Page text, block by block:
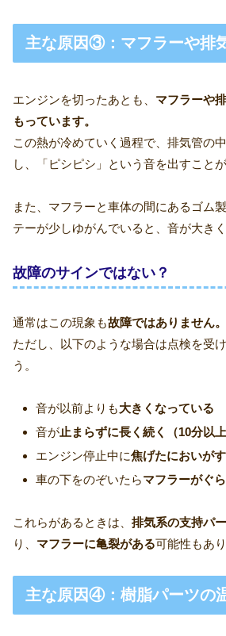
主な原因③：マフラーや排
エンジンを切ったあとも、 マフラーや
もっています。
この熱が冷めていく過程で、排気管の
し、「ピシピシ」という音を出すことが
また、マフラーと車体の間にあるゴム
テーが少しゆがんでいると、音が大きく
故障のサインではない？
通常はこの現象も故障ではありません。
ただし、以下のような場合は点検を受
う。
音が以前よりも大きくなっている
音が止まらずに長く続く（10分以上
エンジン停止中に焦げたにおいが
車の下をのぞいたらマフラーがぐ
これらがあるときは、 排気系の支持パ
り、 マフラーに亀裂がある可能性もあり
主な原因④：樹脂パーツの